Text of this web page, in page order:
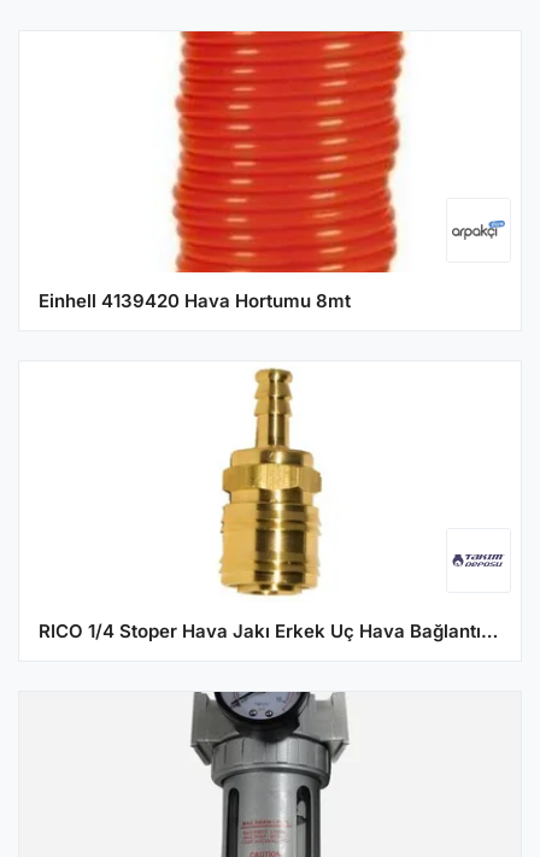
Einhell 4139420 Hava Hortumu 8mt
RICO 1/4 Stoper Hava Jakı Erkek Uç Hava Bağlantı Aparatı